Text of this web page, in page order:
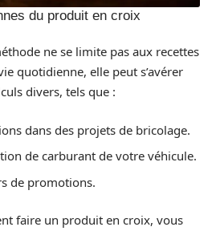
du produit en croix
ne se limite pas aux recettes
quotidienne, elle peut s’avérer
divers, tels que :
dans des projets de bricolage.
de carburant de votre véhicule.
de promotions.
faire un produit en croix, vous